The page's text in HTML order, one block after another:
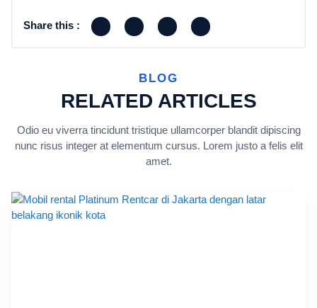
Share this :
BLOG
RELATED ARTICLES
Odio eu viverra tincidunt tristique ullamcorper blandit dipiscing
nunc risus integer at elementum cursus. Lorem justo a felis elit
amet.